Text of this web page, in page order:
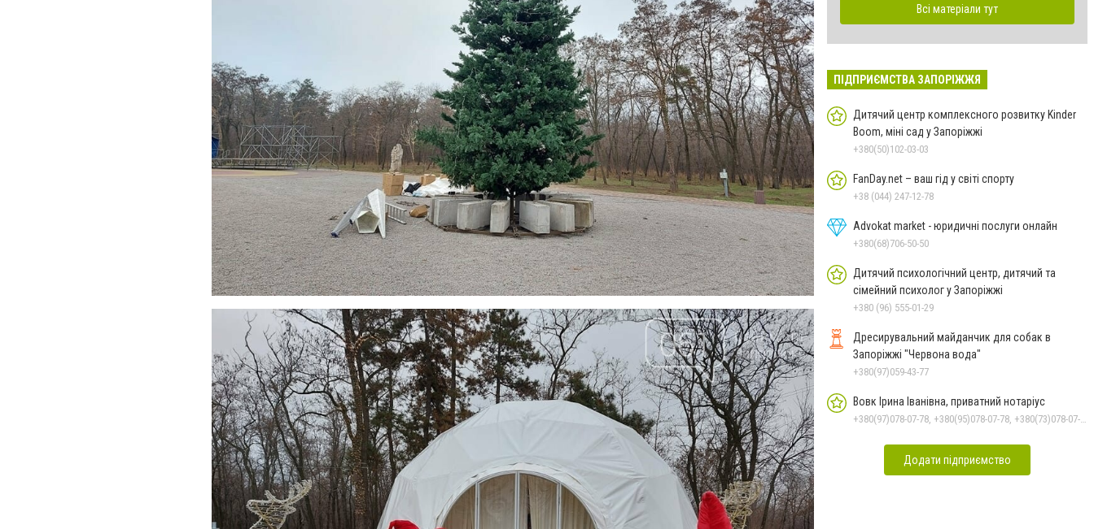
Всі матеріали тут
ПІДПРИЄМСТВА ЗАПОРІЖЖЯ
Дитячий центр комплексного розвитку Kinder
Boom, міні сад у Запоріжжі
+380(50)102-03-03
FanDay.net – ваш гід у світі спорту
+38 (044) 247-12-78
Advokat market - юридичні послуги онлайн
+380(68)706-50-50
Дитячий психологічний центр, дитячий та
сімейний психолог у Запоріжжі
+380 (96) 555-01-29
Дресирувальний майданчик для собак в
Запоріжжі "Червона вода"
+380(97)059-43-77
Вовк Ірина Іванівна, приватний нотаріус
Додати підприємство